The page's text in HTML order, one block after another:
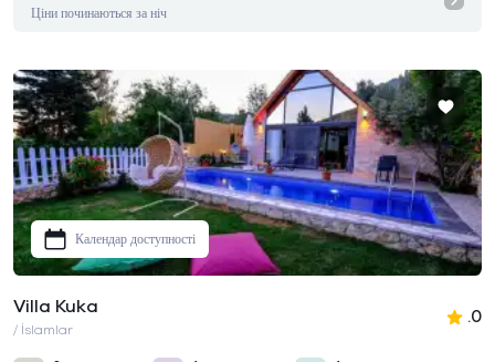
Ціни починаються за ніч
Календар доступності
Villa Kuka
/ İslamlar
.0